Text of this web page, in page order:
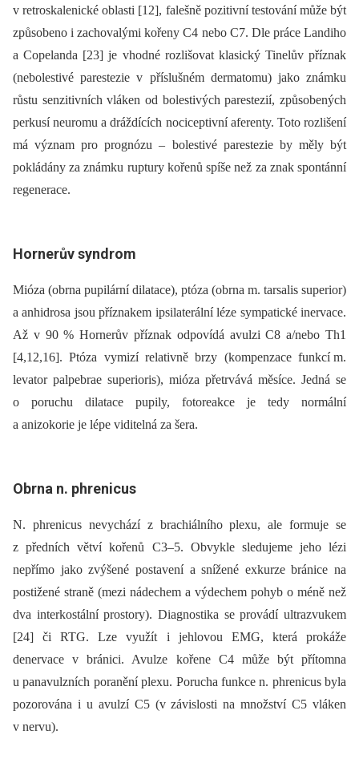
v retroskalenické oblasti [12], falešně pozitivní testování může být
způsobeno i zachovalými kořeny C4 nebo C7. Dle práce Landiho
a Copelanda [23] je vhodné rozlišovat klasický Tinelův příznak
(nebolestivé parestezie v příslušném dermatomu) jako známku
růstu senzitivních vláken od bolestivých parestezií, způsobených
perkusí neuromu a dráždících nociceptivní aferenty. Toto rozlišení
má význam pro prognózu –⁠ bolestivé parestezie by měly být
pokládány za známku ruptury kořenů spíše než za znak spontánní
regenerace.
Hornerův syndrom
Mióza (obrna pupilární dilatace), ptóza (obrna m. tarsalis superior)
a anhidrosa jsou příznakem ipsilaterální léze sympatické inervace.
Až v 90 % Hornerův příznak odpovídá avulzi C8 a/nebo Th1
[4,12,16]. Ptóza vymizí relativně brzy (kompenzace funkcí m.
levator palpebrae superioris), mióza přetrvává měsíce. Jedná se
o poruchu dilatace pupily, fotoreakce je tedy normální
a anizokorie je lépe viditelná za šera.
Obrna n. phrenicus
N. phrenicus nevychází z brachiálního plexu, ale formuje se
z předních větví kořenů C3–5. Obvykle sledujeme jeho lézi
nepřímo jako zvýšené postavení a snížené exkurze bránice na
postižené straně (mezi nádechem a výdechem pohyb o méně než
dva interkostální prostory). Dia­gnostika se provádí ultrazvukem
[24] či RTG. Lze využít i jehlovou EMG, která prokáže
denervace v bránici. Avulze kořene C4 může být přítomna
u panavulzních poranění plexu. Porucha funkce n. phrenicus byla
pozorována i u avulzí C5 (v závislosti na množství C5 vláken
v nervu).